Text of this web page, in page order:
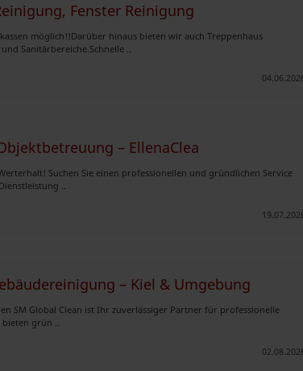
Fenster Reinigung
möglich!!Darüber hinaus bieten wir auch Treppenhaus
Sanitärbereiche.Schnelle ..
– EllenaClea
Suchen Sie einen professionellen und gründlichen Service
..
– Kiel & Umgebung
SM Global Clean ist Ihr zuverlässiger Partner für professionelle
bieten grün ..